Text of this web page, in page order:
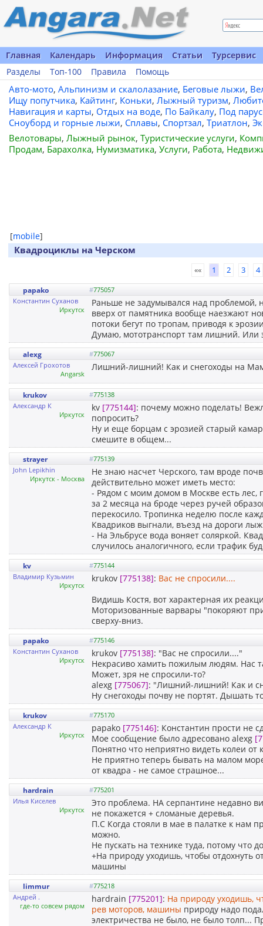
Главная Календарь Информация Статьи
Турсервис
Разделы
Топ-100 Правила Помощь
Авто-мото, Альпинизм и скалолазание, Беговые лыжи,
Ищу попутчика, Кайтинг, Коньки, Лыжный туризм,
Навигация и карты, Отдых на воде, По Байкалу, Под
Сноуборд и горные лыжи, Сплавы, Спортзал, Триатлон,
Велотовары, Лыжный рынок, Туристические услуги,
Продам, Барахолка, Нумизматика, Услуги, Работа,
[mobile]
Квадроциклы на Черском
«« 1 2 3 4
papako #775057
Константин Суханов
Иркутск
Раньше не задумывался над проблемой,
вверх от памятника вообще наезжают
потоки бегут по тропам, приводя к
Думаю, мототранспорт там лишний. Или
alexg #775067
Алексей Грохотов
Angarsk
Лишний-лишний! Как и снегоходы на
krukov #775138
Александр К
Иркутск
kv [775144]: почему можно поделать!
попросить?
Ну и еще борцам с эрозией старый
смешите в общем...
strayer #775139
John Lepikhin
Иркутск - Москва
Не знаю насчет Черского, там вроде
действительно может иметь место:
- Рядом с моим домом в Москве есть лес,
за 2 месяца на броде через ручей
перекосило. Тропинка неделю после
Квадриков выгнали, въезд на дороги
- На Эльбрусе вода воняет соляркой.
случилось аналогичного, если трафик
kv #775144
Владимир Кузьмин
Иркутск
krukov [775138]: Вас не спросили....
Видишь Костя, вот характерная их
Моторизованные варвары "покоряют
сверху-вниз.
papako #775146
Константин Суханов
Иркутск
krukov [775138]: "Вас не спросили...."
Некрасиво хамить пожилым людям. Нас
Может, зря не спросили-то?
alexg [775067]: "Лишний-лишний! Как и
Ну снегоходы почву не портят. Дышать
krukov #775170
Александр К
Иркутск
papako [775146]: Константин прости не
Мое сообщение было адресовано alexg
Понятно что неприятно видеть колеи
Не приятно теперь бывать на малом
от квадра - не самое страшное...
hardrain #775201
Илья Киселев
Иркутск
Это проблема. НА серпантине недавно
не покажется + сломаные деревья.
П.С Когда стояли в мае в палатке к нам
можно.
Не пускать на технике туда, потому что
+На природу уходишь, чтобы отдохнуть
машины
limmur #775218
Андрей .
где-то совсем рядом
hardrain [775201]: На природу уходишь,
рев моторов, машины природу надо
электричества не было, не было толп...